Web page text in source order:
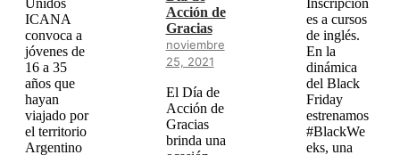
Unidos
ICANA
convoca a
jóvenes de
16 a 35
años que
hayan
viajado por
el territorio
Argentino
Inscripcion
es a cursos
de inglés.
En la
dinámica
del Black
Friday
estrenamos
#BlackWe
eks, una
Acción de
Gracias
noviembre
25, 2021
El Día de
Acción de
Gracias
brinda una